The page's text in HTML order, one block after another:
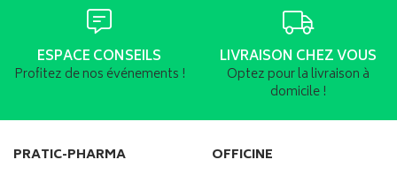
ESPACE CONSEILS
Profitez de nos événements !
LIVRAISON CHEZ VOUS
Optez pour la livraison à
domicile !
PRATIC-PHARMA OFFICINE